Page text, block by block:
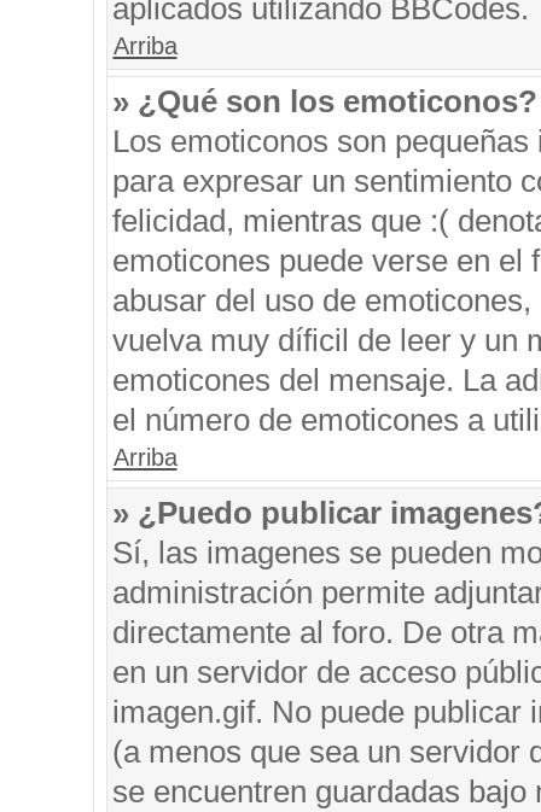
aplicados utilizando BBCodes.
Arriba
» ¿Qué son los emoticonos?
Los emoticonos son
para expresar un sentimiento
felicidad, mientras que :(
emoticones puede verse en el
abusar del uso de
vuelva muy díficil de leer y un
emoticones del mensaje. La
el número de emoticones a
Arriba
» ¿Puedo publicar
Sí, las imagenes se pueden
administración permite
directamente al foro. De otra
en un servidor de acceso
imagen.gif. No puede publicar
(a menos que sea un servidor
se encuentren guardadas